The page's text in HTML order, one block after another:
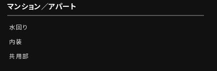
マンション／アパート
水回り
内装
共用部